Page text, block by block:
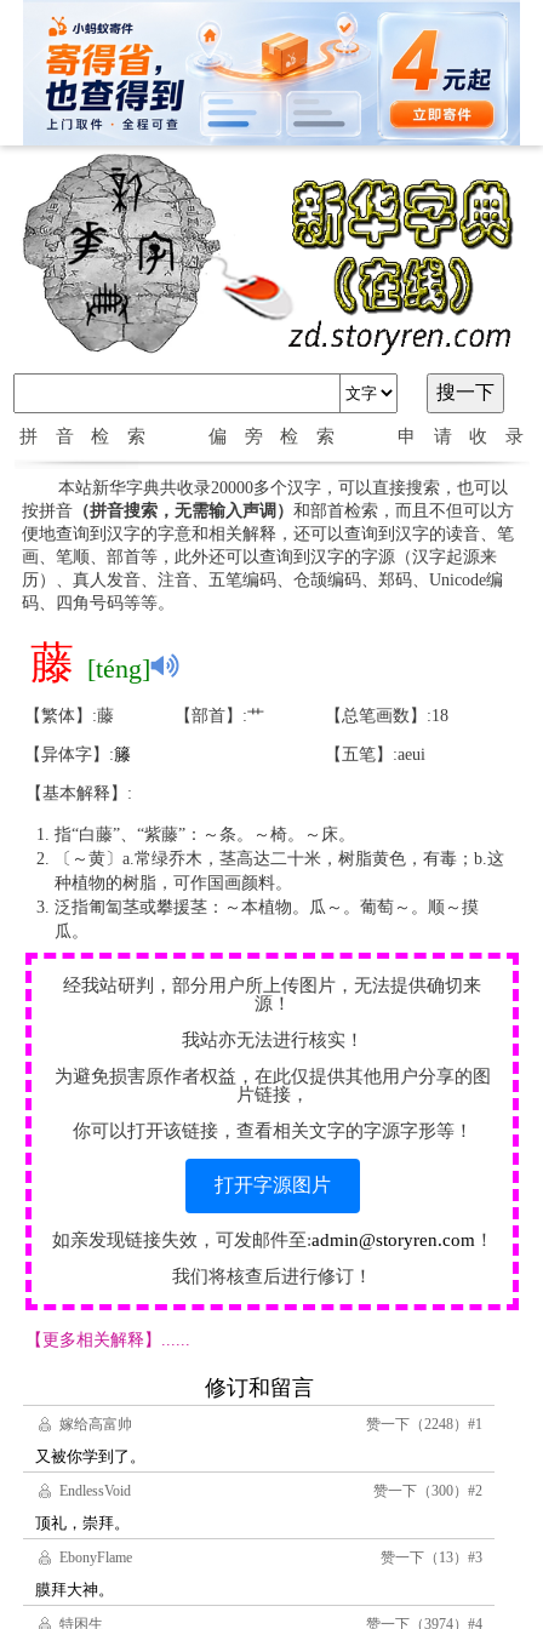
拼音检索 偏旁检索 申请收录
本站新华字典共收录20000多个汉字，可以直接搜索，也可以
按拼音（拼音搜索，无需输入声调） 和部首检索，而且不但可以方
便地查询到汉字的字意和相关解释，还可以查询到汉字的读音、笔
画、笔顺、部首等，此外还可以查询到汉字的字源（汉字起源来
历）、真人发音、注音、五笔编码、仓颉编码、郑码、Unicode编
码、四角号码等等。
藤 [téng]
【繁体】:藤 【部首】:艹 【总笔画数】:18
【异体字】:籐 【五笔】:aeui
【基本解释】:
指“白藤”、“紫藤”：～条。～椅。～床。
〔～黄〕a.常绿乔木，茎高达二十米，树脂黄色，有毒；b.这
种植物的树脂，可作国画颜料。
泛指匍匐茎或攀援茎：～本植物。瓜～。葡萄～。顺～摸
瓜。
经我站研判，部分用户所上传图片，无法提供确切来
源！
我站亦无法进行核实！
为避免损害原作者权益，在此仅提供其他用户分享的图
片链接，
你可以打开该链接，查看相关文字的字源字形等！
打开字源图片
如亲发现链接失效，可发邮件至:admin@storyren.com ！
我们将核查后进行修订！
【更多相关解释】......